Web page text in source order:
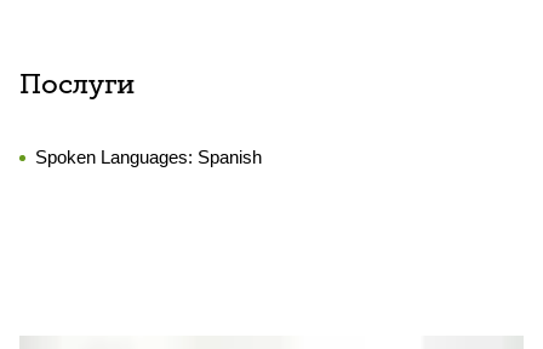
Послуги
Spoken Languages: Spanish